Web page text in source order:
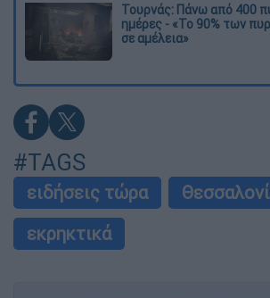
Τουρνάς: Πάνω από 400
ημέρες - «Το 90% των
σε αμέλεια»
#TAGS
ειδήσεις τώρα
εκρηκτικά